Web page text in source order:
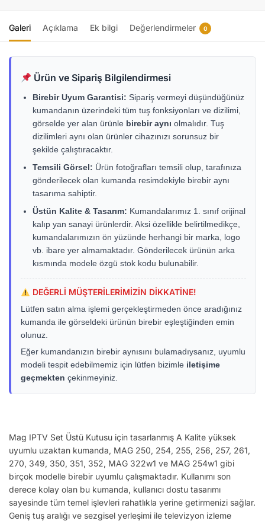
Galeri Açıklama Ek bilgi Değerlendirmeler 0
Ürün ve Sipariş Bilgilendirmesi
Birebir Uyum Garantisi: Sipariş vermeyi düşündüğünüz
kumandanın üzerindeki tüm tuş fonksiyonları ve dizilimi,
görselde yer alan ürünle birebir aynı olmalıdır. Tuş
dizilimleri aynı olan ürünler cihazınızı sorunsuz bir
şekilde çalıştıracaktır.
Temsili Görsel: Ürün fotoğrafları temsili olup, tarafınıza
gönderilecek olan kumanda resimdekiyle birebir aynı
tasarıma sahiptir.
Üstün Kalite & Tasarım: Kumandalarımız 1. sınıf orijinal
kalıp yan sanayi ürünlerdir. Aksi özellikle belirtilmedikçe,
kumandalarımızın ön yüzünde herhangi bir marka, logo
vb. ibare yer almamaktadır. Gönderilecek ürünün arka
kısmında modele özgü stok kodu bulunabilir.
DEĞERLİ MÜŞTERİLERİMİZİN DİKKATİNE!
Lütfen satın alma işlemi gerçekleştirmeden önce aradığınız
kumanda ile görseldeki ürünün birebir eşleştiğinden emin
olunuz.
Eğer kumandanızın birebir aynısını bulamadıysanız, uyumlu
modeli tespit edebilmemiz için lütfen bizimle iletişime
geçmekten çekinmeyiniz.
Mag IPTV Set Üstü Kutusu için tasarlanmış A Kalite yüksek
uyumlu uzaktan kumanda, MAG 250, 254, 255, 256, 257, 261,
270, 349, 350, 351, 352, MAG 322w1 ve MAG 254w1 gibi
birçok modelle birebir uyumlu çalışmaktadır. Kullanımı son
derece kolay olan bu kumanda, kullanıcı dostu tasarımı
sayesinde tüm temel işlevleri rahatlıkla yerine getirmenizi sağlar.
Geniş tuş aralığı ve sezgisel yerleşimi ile televizyon izleme